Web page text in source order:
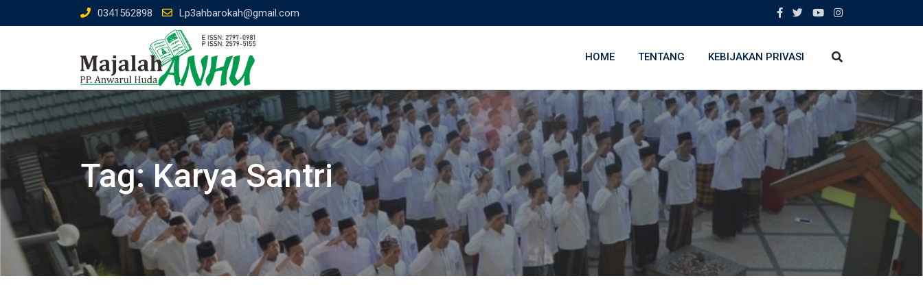
to
0341562898 Lp3ahbarokah@gmail.com
HOME TENTANG KEBIJAKAN PRIVASI
Tag:Karya Santri